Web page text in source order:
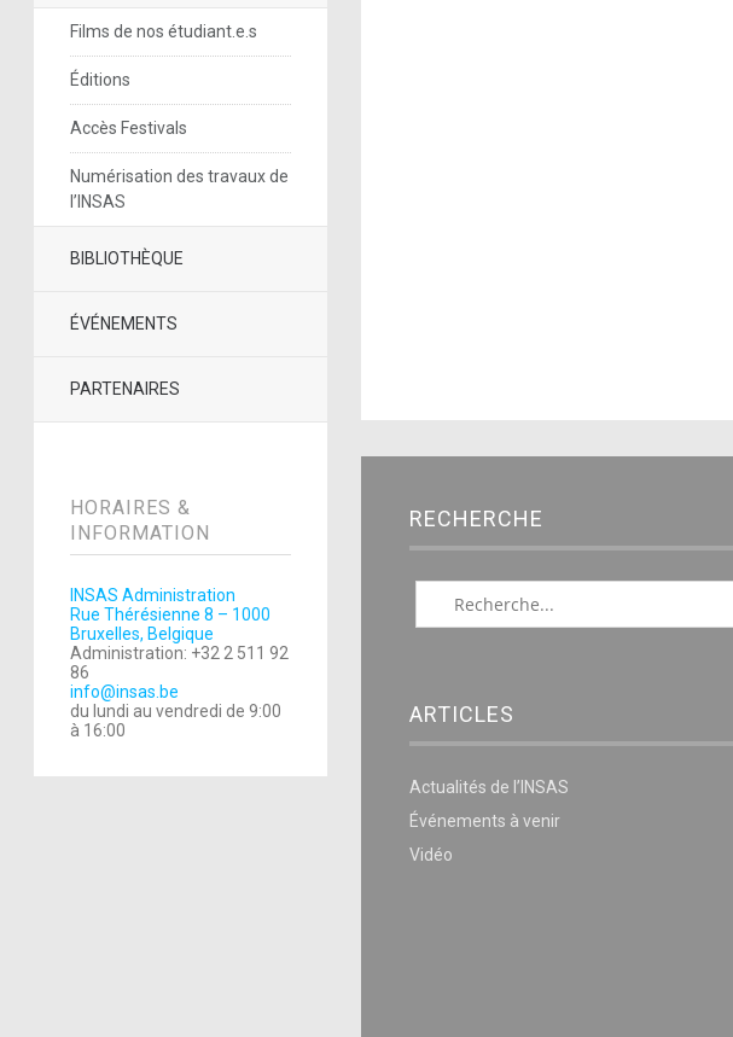
Films de nos étudiant.e.s
Éditions
Accès Festivals
Numérisation des travaux de
l’INSAS
BIBLIOTHÈQUE
ÉVÉNEMENTS
PARTENAIRES
HORAIRES &
INFORMATION
INSAS Administration
Rue Thérésienne 8 – 1000
Bruxelles, Belgique
Administration: +32 2 511 92
86
info@insas.be
du lundi au vendredi de 9:00
à 16:00
RECHERCHE
ARTICLES
Actualités de l’INSAS
Événements à venir
Vidéo